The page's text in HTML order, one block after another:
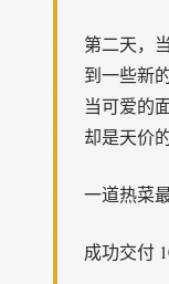
第二天，
到一些新
当可爱的
却是天价
一道热菜
成功交付